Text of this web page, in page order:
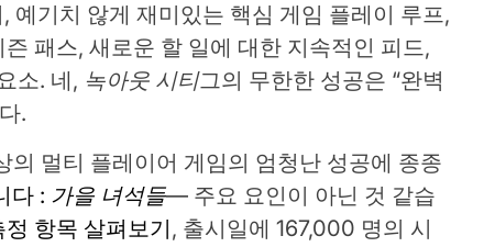
예기치 않게 재미있는 핵심 게임 플레이 루프,
패스, 새로운 할 일에 대한 지속적인 피드,
소. 네, 녹아웃 시티그의 무한한 성공은 “완벽
.
멀티 플레이어 게임의 엄청난 성공에 종종
다 : 가을 녀석들— 주요 요인이 아닌 것 같습
정 항목 살펴보기, 출시일에 167,000 명의 시